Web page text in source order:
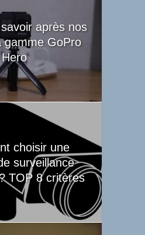
après nos
gamme GoPro
Hero
choisir une
surveillance
TOP 8 critères